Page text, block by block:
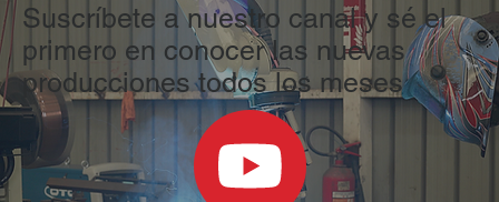
Suscríbete a nuestro canal y sé el
primero en conocer las nuevas
producciones todos los meses